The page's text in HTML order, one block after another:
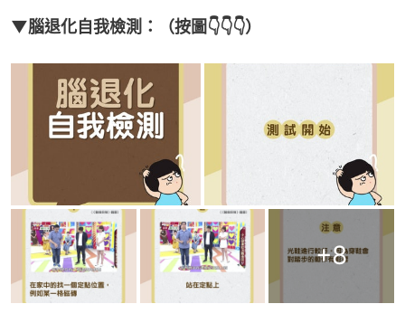
▼腦退化自我檢測：（按圖👇👇👇）
+8